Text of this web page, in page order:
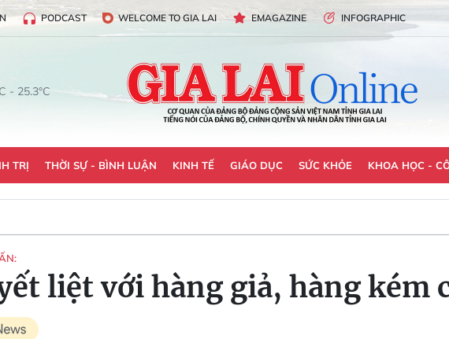
PODCAST WELCOME TO GIA LAI EMAGAZINE INFOGRAPHIC
- 25.3°C
TRỊ THỜI SỰ - BÌNH LUẬN KINH TẾ GIÁO DỤC SỨC KHỎE KHOA HỌC -
liệt với hàng giả, hàng kém